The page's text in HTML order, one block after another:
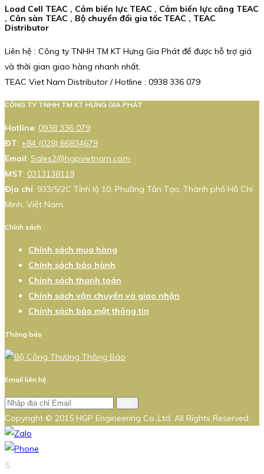
Load Cell TEAC , Cảm biến lực TEAC , Cảm biến lực căng TEAC
, Cân sàn TEAC , Bộ chuyển đổi gia tốc TEAC , TEAC
Distributor
Liên hệ : Công ty TNHH TM KT Hưng Gia Phát để được hỗ trợ giá
và thời gian giao hàng nhanh nhất.
TEAC Viet Nam Distributor / Hotline : 0938 336 079
CÔNG TY TNHH TM KT HƯNG GIA PHÁT
Hotline: 0938 336 079
ĐT: +84 (028) 66834679
Email: Sales2@hgpvietnam.com
MST: 0313138119
Địa chỉ: 933/5/2C Tỉnh lộ 10, Phường Tân Tạo, Thành phố Hồ Chí
Minh, Việt Nam.
Chính sách
Chính sách mua hàng
Chính sách bảo hành
Chính sách thanh toán
Chính sách vận chuyển và giao nhận
Chính sách bảo mật thông tin
Thông báo
Email liên hệ
Copyright © 2015 HGP Engineering Co.,Ltd. All Rights Reserved
X